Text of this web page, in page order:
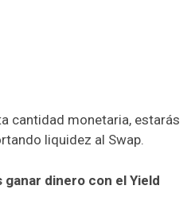
cantidad monetaria, estarás
liquidez al Swap.
ganar dinero con el Yield